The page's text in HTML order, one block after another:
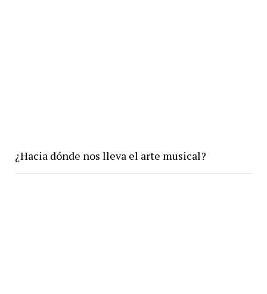
¿Hacia dónde nos lleva el arte musical?